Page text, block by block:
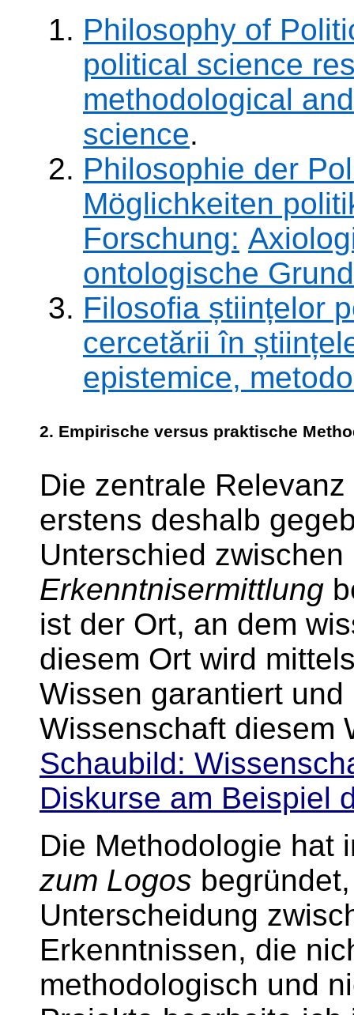
Philosophy of
political science
methodological
science.
Philosophie der
Möglichkeiten
Forschung:
ontologische
Filosofia științelor
cercetării în
epistemice,
2. Empirische versus praktische
Die zentrale
erstens deshalb
Unterschied zwischen
Erkenntnisermittlung
ist der Ort, an dem
diesem Ort wird
Wissen garantiert
Wissenschaft diesem
Schaubild:
Diskurse am Beispiel
Die Methodologie hat
zum Logos
Unterscheidung
Erkenntnissen, die
methodologisch und